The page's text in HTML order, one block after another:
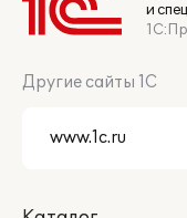
и
Другие сайты 1С